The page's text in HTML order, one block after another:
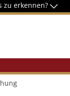
zu erkennen?